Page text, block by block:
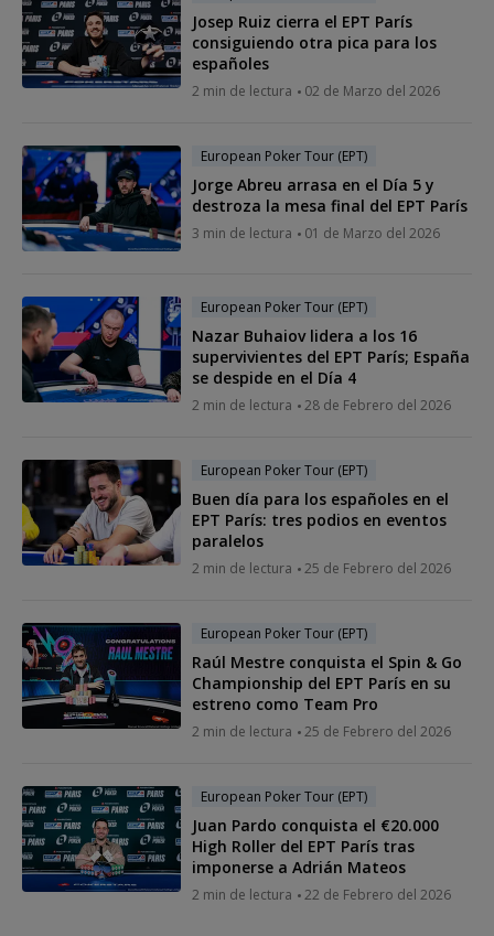
Josep Ruiz cierra el EPT París
consiguiendo otra pica para los
españoles
2 min de lectura 02 de Marzo del 2026
European Poker Tour (EPT)
Jorge Abreu arrasa en el Día 5 y
destroza la mesa final del EPT París
3 min de lectura 01 de Marzo del 2026
European Poker Tour (EPT)
Nazar Buhaiov lidera a los 16
supervivientes del EPT París; España
se despide en el Día 4
2 min de lectura 28 de Febrero del 2026
European Poker Tour (EPT)
Buen día para los españoles en el
EPT París: tres podios en eventos
paralelos
2 min de lectura 25 de Febrero del 2026
European Poker Tour (EPT)
Raúl Mestre conquista el Spin & Go
Championship del EPT París en su
estreno como Team Pro
2 min de lectura 25 de Febrero del 2026
European Poker Tour (EPT)
Juan Pardo conquista el €20.000
High Roller del EPT París tras
imponerse a Adrián Mateos
2 min de lectura 22 de Febrero del 2026